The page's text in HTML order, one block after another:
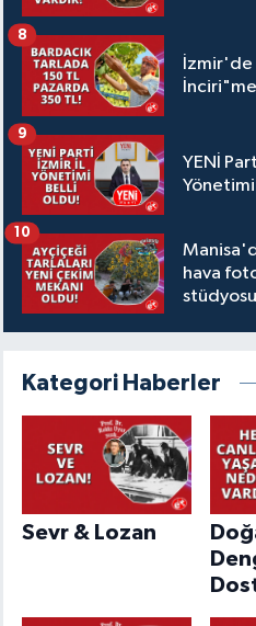
İzmir'de
8
YENİ
Yönetimi
9
hava
10
Kategori Haberler
Sevr & Lozan